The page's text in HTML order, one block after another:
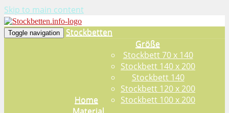
Skip to main content
Toggle navigation Stockbetten
Home
Größe
Stockbett 70 x 140
Stockbett 140 x 200
Stockbett 140
Stockbett 120 x 200
Stockbett 100 x 200